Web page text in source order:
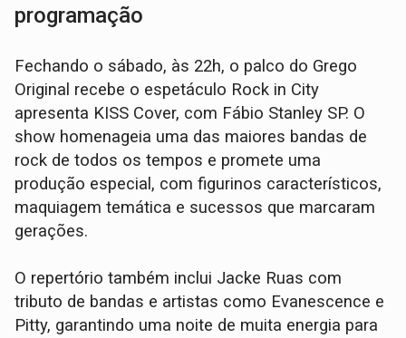
programação
Fechando o sábado, às 22h, o palco do Grego
Original recebe o espetáculo Rock in City
apresenta KISS Cover, com Fábio Stanley SP. O
show homenageia uma das maiores bandas de
rock de todos os tempos e promete uma
produção especial, com figurinos característicos,
maquiagem temática e sucessos que marcaram
gerações.
O repertório também inclui Jacke Ruas com
tributo de bandas e artistas como Evanescence e
Pitty, garantindo uma noite de muita energia para